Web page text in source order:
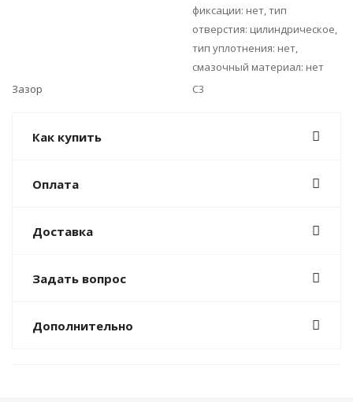
фиксации: нет, тип
отверстия: цилиндрическое,
тип уплотнения: нет,
смазочный материал: нет
Зазор
C3
Как купить
Оплата
Доставка
Задать вопрос
Дополнительно